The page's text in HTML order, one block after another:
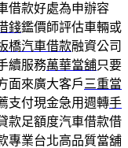
借款好處為申辦容
錢鑑價師評估車輛或
橋汽車借款融資公司
續服務萬華當舖只要
面來廣大客戶 三重當
支付現金急用週轉手
款足額度汽車借款借
專業台北高品質當舖